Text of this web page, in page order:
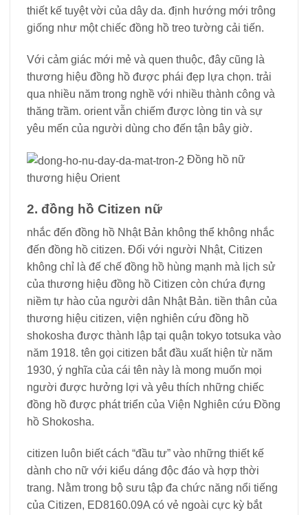
thiết kế tuyệt vời của dây da. định hướng mới trông
giống như một chiếc đồng hồ treo tường cải tiến.
Với cảm giác mới mẻ và quen thuộc, đây cũng là
thương hiệu đồng hồ được phái đẹp lựa chọn. trải
qua nhiều năm trong nghề với nhiều thành công và
thăng trầm. orient vẫn chiếm được lòng tin và sự
yêu mến của người dùng cho đến tận bây giờ.
Đồng hồ nữ
thương hiệu Orient
2. đồng hồ Citizen nữ
nhắc đến đồng hồ Nhật Bản không thể không nhắc
đến đồng hồ citizen. Đối với người Nhật, Citizen
không chỉ là đế chế đồng hồ hùng mạnh mà lịch sử
của thương hiệu đồng hồ Citizen còn chứa đựng
niềm tự hào của người dân Nhật Bản. tiền thân của
thương hiệu citizen, viện nghiên cứu đồng hồ
shokosha được thành lập tại quận tokyo totsuka vào
năm 1918. tên gọi citizen bắt đầu xuất hiện từ năm
1930, ý nghĩa của cái tên này là mong muốn mọi
người được hưởng lợi và yêu thích những chiếc
đồng hồ được phát triển của Viện Nghiên cứu Đồng
hồ Shokosha.
citizen luôn biết cách “đầu tư” vào những thiết kế
dành cho nữ với kiểu dáng độc đáo và hợp thời
trang. Nằm trong bộ sưu tập đa chức năng nổi tiếng
của Citizen, ED8160.09A có vẻ ngoài cực kỳ bắt